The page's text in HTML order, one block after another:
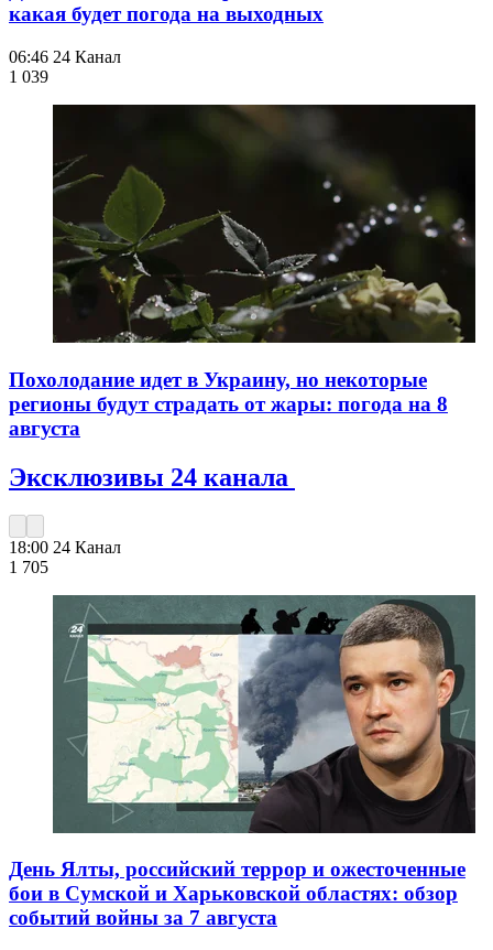
какая будет погода на выходных
06:46 24 Канал
1 039
Похолодание идет в Украину, но некоторые
регионы будут страдать от жары: погода на 8
августа
Эксклюзивы 24 канала
18:00 24 Канал
1 705
День Ялты, российский террор и ожесточенные
бои в Сумской и Харьковской областях: обзор
событий войны за 7 августа